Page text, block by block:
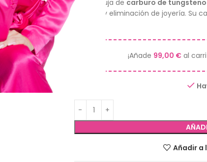
Fresa aguja de carburo de
retirada y eliminación de joyería. Su
¡Añade 99,00 €al
Añadir a